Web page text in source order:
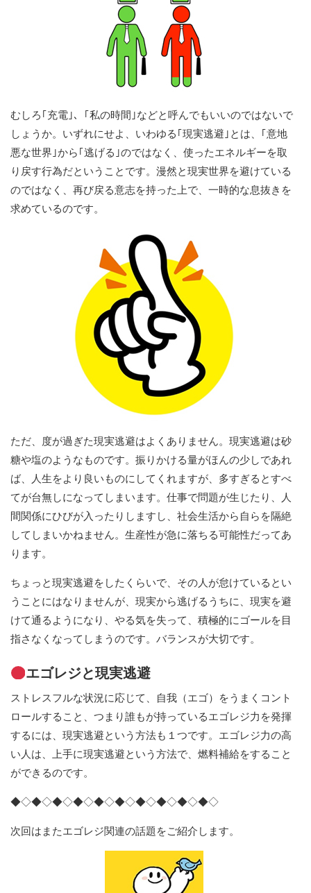
むしろ｢充電｣、｢私の時間｣などと呼んでもいいのではないで
しょうか。いずれにせよ、いわゆる｢現実逃避｣とは、｢意地
悪な世界｣から｢逃げる｣のではなく、使ったエネルギーを取
り戻す行為だということです。漫然と現実世界を避けている
のではなく、再び戻る意志を持った上で、一時的な息抜きを
求めているのです。
ただ、度が過ぎた現実逃避はよくありません。現実逃避は砂
糖や塩のようなものです。振りかける量がほんの少しであれ
ば、人生をより良いものにしてくれますが、多すぎるとすべ
てが台無しになってしまいます。仕事で問題が生じたり、人
間関係にひびが入ったりしますし、社会生活から自らを隔絶
してしまいかねません。生産性が急に落ちる可能性だってあ
ります。
ちょっと現実逃避をしたくらいで、その人が怠けているとい
うことにはなりませんが、現実から逃げるうちに、現実を避
けて通るようになり、やる気を失って、積極的にゴールを目
指さなくなってしまうのです。バランスが大切です。
エゴレジと現実逃避
ストレスフルな状況に応じて、自我（エゴ）をうまくコント
ロールすること、つまり誰もが持っているエゴレジ力を発揮
するには、現実逃避という方法も１つです。エゴレジ力の高
い人は、上手に現実逃避という方法で、燃料補給をすること
ができるのです。
◆◇◆◇◆◇◆◇◆◇◆◇◆◇◆◇◆◇◆◇
次回はまたエゴレジ関連の話題をご紹介します。